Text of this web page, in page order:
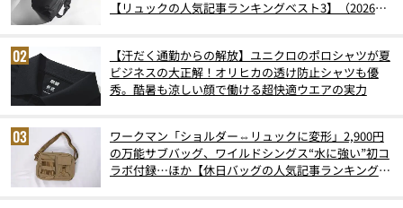
【リュックの人気記事ランキングベスト3】（2026年
【汗だく通勤からの解放】ユニクロのポロシャツが夏
ビジネスの大正解！オリヒカの透け防止シャツも優
秀。酷暑も涼しい顔で働ける超快適ウエアの実力
ワークマン「ショルダー⇔リュックに変形」2,900円
の万能サブバッグ、ワイルドシングス“水に強い”初コ
ラボ付録…ほか【休日バッグの人気記事ランキングベ